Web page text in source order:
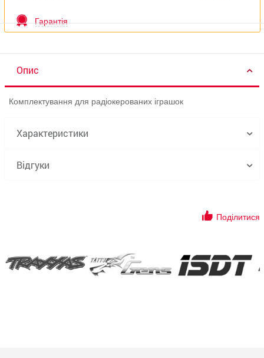
Гарантія
Опис
Комплектування для радіокерованих іграшок
Характеристики
Відгуки
Поділитися